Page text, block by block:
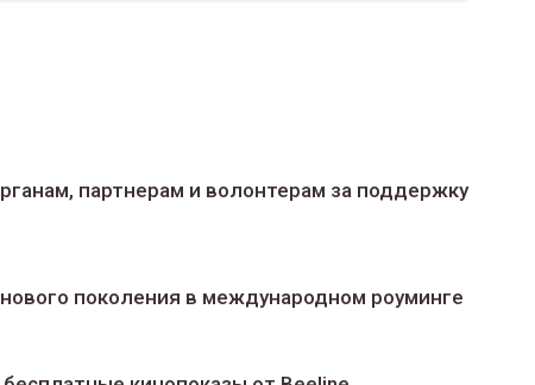
партнерам и волонтерам за поддержку
нового поколения в международном роуминге